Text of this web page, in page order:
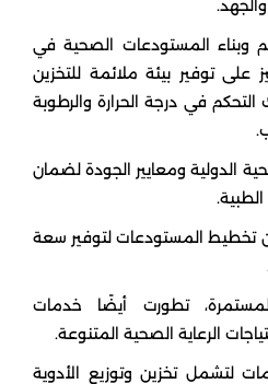
المستودعات الصحية في
على توفير بيئة ملائمة للتخزين
التحكم في درجة الحرارة والرطوبة
الدولية ومعايير الجودة لضمان
تخطيط المستودعات لتوفير سعة
تطورت أيضًا خدمات
الرعاية الصحية المتنوعة.
لتشمل تخزين وتوزيع الأدوية